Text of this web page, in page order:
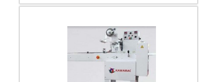
alimentos, entre eles: Pães; Pizzas;
PRODUÇÃOA masseira é construída com
tecnologia de ponta que garante alta
padrão de qualidade em term.